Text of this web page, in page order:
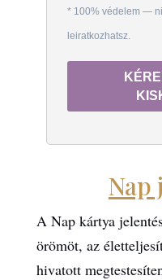
* 100% védelem —
leiratkozhatsz.
Nap
A Nap kártya
örömöt, az
hivatott